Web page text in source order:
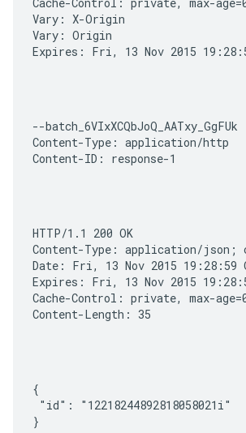
Vary: X-Origin
Vary: Origin
Expires: Fri, 13 Nov 2015
--batch_6VIxXCQbJoQ_AATxy_GgFUk
Content-Type: application/http
Content-ID: response-1
HTTP/1.1 200 OK
Content-Type: application/json;
Date: Fri, 13 Nov 2015 19:28:59
Expires: Fri, 13 Nov 2015
Cache-Control: private, max-
Content-Length: 35
{
"id": "12218244892818058021i"
}